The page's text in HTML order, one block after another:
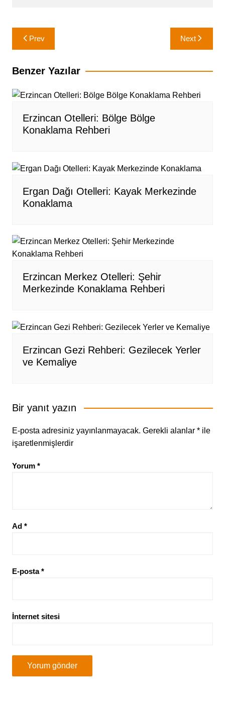
Yazı
gezinmesi
Prev Next
Benzer Yazılar
Erzincan Otelleri: Bölge Bölge
Konaklama Rehberi
Ergan Dağı Otelleri: Kayak Merkezinde
Konaklama
Erzincan Merkez Otelleri: Şehir
Merkezinde Konaklama Rehberi
Erzincan Gezi Rehberi: Gezilecek Yerler
ve Kemaliye
Bir yanıt yazın
E-posta adresiniz yayınlanmayacak. Gerekli alanlar *ile
işaretlenmişlerdir
Yorum *
Ad *
E-posta*
İnternet sitesi